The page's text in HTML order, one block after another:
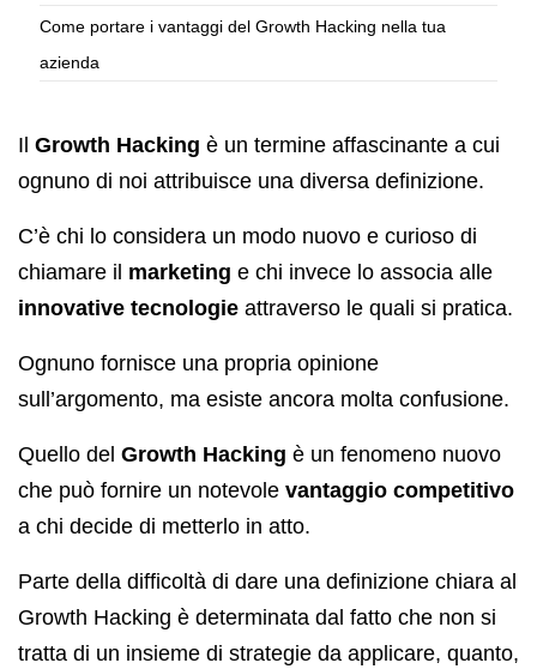
Come portare i vantaggi del Growth Hacking nella tua
azienda
Il Growth Hacking è un termine affascinante a cui
ognuno di noi attribuisce una diversa definizione.
C’è chi lo considera un modo nuovo e curioso di
chiamare il marketing e chi invece lo associa alle
innovative tecnologie attraverso le quali si pratica.
Ognuno fornisce una propria opinione
sull’argomento, ma esiste ancora molta confusione.
Quello del Growth Hacking è un fenomeno nuovo
che può fornire un notevole vantaggio competitivo
a chi decide di metterlo in atto.
Parte della difficoltà di dare una definizione chiara al
Growth Hacking è determinata dal fatto che non si
tratta di un insieme di strategie da applicare, quanto,